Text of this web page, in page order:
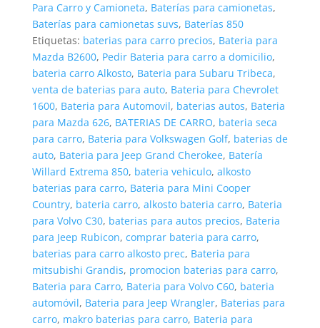
Para Carro y Camioneta, Baterías para camionetas,
Baterías para camionetas suvs, Baterías 850
Etiquetas: baterias para carro precios, Bateria para
Mazda B2600, Pedir Bateria para carro a domicilio,
bateria carro Alkosto, Bateria para Subaru Tribeca,
venta de baterias para auto, Bateria para Chevrolet
1600, Bateria para Automovil, baterias autos, Bateria
para Mazda 626, BATERIAS DE CARRO, bateria seca
para carro, Bateria para Volkswagen Golf, baterias de
auto, Bateria para Jeep Grand Cherokee, Batería
Willard Extrema 850, bateria vehiculo, alkosto
baterias para carro, Bateria para Mini Cooper
Country, bateria carro, alkosto bateria carro, Bateria
para Volvo C30, baterias para autos precios, Bateria
para Jeep Rubicon, comprar bateria para carro,
baterias para carro alkosto prec, Bateria para
mitsubishi Grandis, promocion baterias para carro,
Bateria para Carro, Bateria para Volvo C60, bateria
automóvil, Bateria para Jeep Wrangler, Baterias para
carro, makro baterias para carro, Bateria para